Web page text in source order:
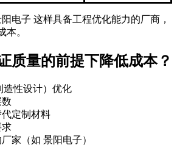
电子 这样具备工程优化能力的厂商，
本。
质量的前提下降低成本？
造性设计）优化
定制材料
求
家（如 景阳电子）